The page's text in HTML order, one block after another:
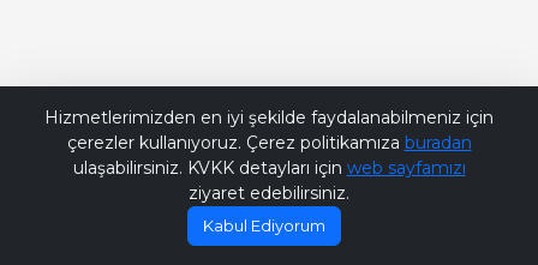
Hizmetlerimizden en iyi şekilde faydalanabilmeniz için
çerezler kullanıyoruz. Çerez politikamıza buradan
ulaşabilirsiniz. KVKK detayları için web sayfamızı
ziyaret edebilirsiniz.
Kabul Ediyorum
Bana Soru Sor | Ask Me